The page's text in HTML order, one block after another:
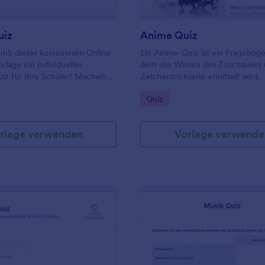
Kommunikation mit Ihrem
Ergebnissen mit einer kostenlosen
einfachen Quiz-Vorlage!
dieser kostenlosen Online-
ein individuelles
für Ihre Schüler! Machen
mit denen
und ihre Antworten
können.
verwenden
Anime Quiz
Ein Anime-Quiz ist ein
dem das Wissen des Zuschauers
Zeichentrickserie ermittelt wird.
Go to Category:
Quiz
Vorlage